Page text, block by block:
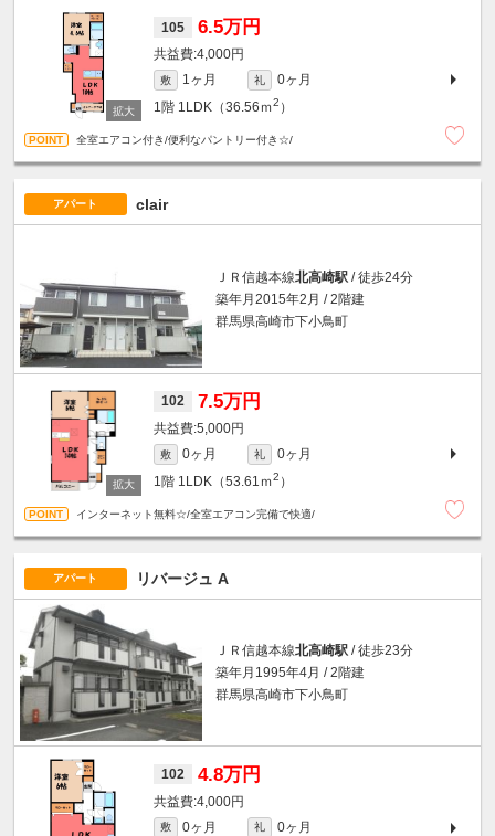
105 6.5万円
4,000円
敷 1ヶ月 礼
0ヶ月
1階 1LDK（36.56ｍ2 ）
全室エアコン付き/便利なパントリー付き☆/
アパート clair
ＪＲ信越本線北高崎駅 / 徒歩24分
築年月2015年2月 / 2階建
群馬県高崎市下小鳥町
102 7.5万円
5,000円
敷 0ヶ月 礼
0ヶ月
1階 1LDK（53.61ｍ2 ）
インターネット無料☆/全室エアコン完備で快適/
アパート リバージュ A
ＪＲ信越本線北高崎駅 / 徒歩23分
築年月1995年4月 / 2階建
群馬県高崎市下小鳥町
102 4.8万円
4,000円
敷 0ヶ月 礼
0ヶ月